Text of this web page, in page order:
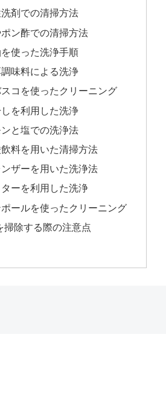
剤での清掃方法
ン酢での清掃方法
使った洗浄手順
味料による洗浄
スコを使ったクリーニング
を利用した洗浄
ンと塩での洗浄法
料を用いた清掃方法
ンザーを用いた洗浄法
ーを利用した洗浄
ールを使ったクリーニング
掃除する際の注意点